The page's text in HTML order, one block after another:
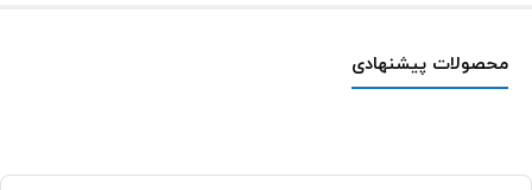
محصولات پیشنهادی